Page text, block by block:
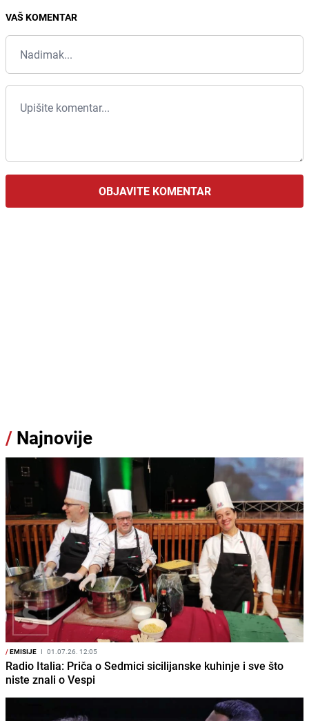
VAŠ KOMENTAR
OBJAVITE KOMENTAR
/ Najnovije
/EMISIJE I 01.07.26. 12:05
Radio Italia: Priča o Sedmici sicilijanske kuhinje i sve što
niste znali o Vespi